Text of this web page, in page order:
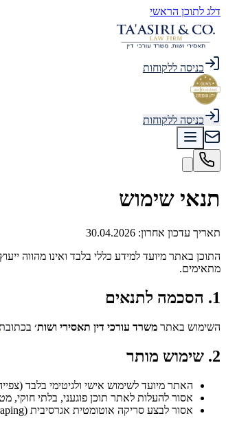
דלג לתוכן הראשי
כניסה ללקוחות
כניסה ללקוחות
תנאי שימוש
תאריך עדכון אחרון: 30.04.2026
התוכן באתר מיועד למידע כללי בלבד ואינו מהווה
מתאימים.
1. הסכמה לתנאים
השימוש באתר משרד עורכי דין תאסירי ושות׳
2. שימוש מותר
האתר מיועד לשימוש אישי ולגיטימי בלבד
אסור להעלות לאתר תוכן פוגעני, בלתי חוקי,
אסור לבצע סריקה אוטומטית אגרסיבית (scraping), ניסיונות פריצה, או שימוש שמכביד על התשתית.